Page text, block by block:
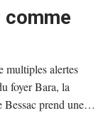
comme
multiples alertes
foyer Bara, la
Bessac prend une…